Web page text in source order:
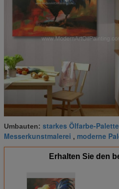
Umbauten: starkes Ölfarbe-
Messerkunstmalerei , moderne
Erhalten Sie den